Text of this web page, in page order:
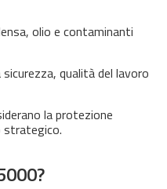
olio e contaminanti
qualità del lavoro
la protezione
strategico.